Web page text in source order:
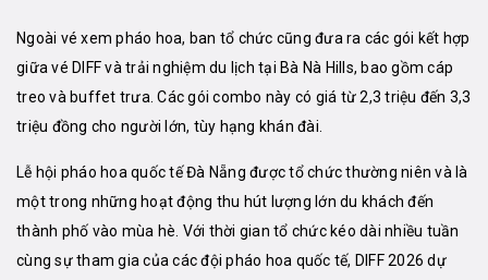
Ngoài vé xem pháo hoa, ban tổ chức cũng đưa ra các gói kết hợp
giữa vé DIFF và trải nghiệm du lịch tại Bà Nà Hills, bao gồm cáp
treo và buffet trưa. Các gói combo này có giá từ 2,3 triệu đến 3,3
triệu đồng cho người lớn, tùy hạng khán đài.
Lễ hội pháo hoa quốc tế Đà Nẵng được tổ chức thường niên và là
một trong những hoạt động thu hút lượng lớn du khách đến
thành phố vào mùa hè. Với thời gian tổ chức kéo dài nhiều tuần
cùng sự tham gia của các đội pháo hoa quốc tế, DIFF 2026 dự